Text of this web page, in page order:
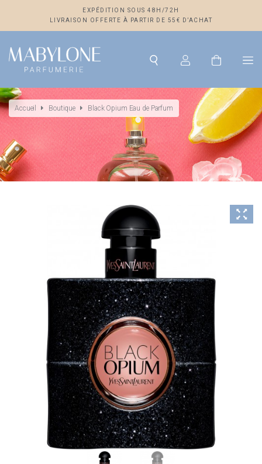
EXPÉDITION SOUS 48H/72H
LIVRAISON OFFERTE À PARTIR DE 55€ D’ACHAT
Accueil Boutique Black Opium Eau de Parfum